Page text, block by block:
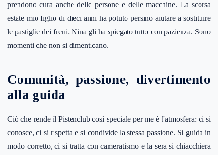
prendono cura anche delle persone e delle macchine. La scorsa
estate mio figlio di dieci anni ha potuto persino aiutare a sostituire
le pastiglie dei freni: Nina gli ha spiegato tutto con pazienza. Sono
momenti che non si dimenticano.
Comunità, passione, divertimento
alla guida
Ciò che rende il Pistenclub così speciale per me è l'atmosfera: ci si
conosce, ci si rispetta e si condivide la stessa passione. Si guida in
modo corretto, ci si tratta con cameratismo e la sera si chiacchiera